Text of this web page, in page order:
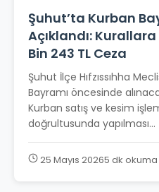
Şuhut’ta Kurban
Açıklandı:
Bin 243 TL Ceza
Şuhut İlçe Hıfzıssıhha
Bayramı öncesinde
Kurban satış ve kesim
doğrultusunda yapılması...
25 Mayıs 20265 dk okuma